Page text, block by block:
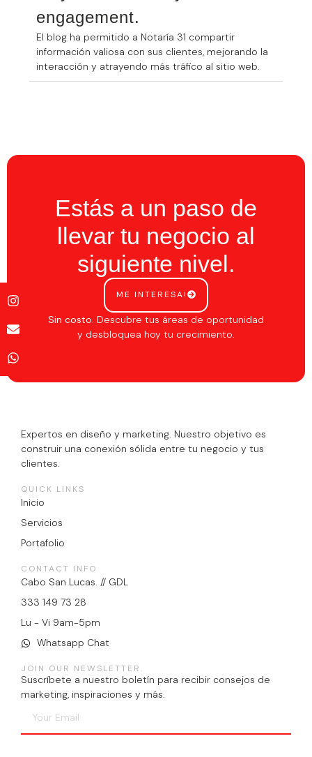
engagement.
El blog ha permitido a Notaría 31 compartir
información valiosa con sus clientes, mejorando la
interacción y atrayendo más tráfico al sitio web.
Estás a un paso de
llevar tu negocio al
siguiente nivel.
ME INTERESA!
Sin costo. Descubre tus áreas de oportunidad
y desbloquea hoy tu crecimiento.
Expertos en diseño y marketing. Nuestro objetivo es
construir una conexión sólida entre tu negocio y tus
clientes.
QUICK LINKS
Inicio
Servicios
Portafolio
CONTACT INFO
Cabo San Lucas. // GDL
333 149 73 28
Lu - Vi 9am-5pm
Whatsapp Chat
JOIN OUR NEWSLETTER.
Suscríbete a nuestro boletín para recibir consejos de
marketing, inspiraciones y más.